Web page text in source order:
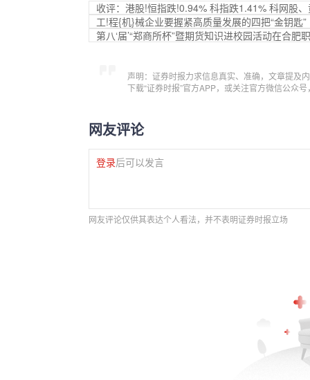
收评：港股!恒指跌!0.94% 科指跌1.41% 科网股
工!程{机}械企业要握紧高质量发展的四把“金钥匙”
第八‘届’“郑商所杯”暨期货知识进校园活动在合肥
声明：证券时报力求信息真实、准确，文章提及
下载“证券时报”官方APP，或关注官方微信公众
网友评论
登录后可以发言
网友评论仅供其表达个人看法，并不表明证券时报立场